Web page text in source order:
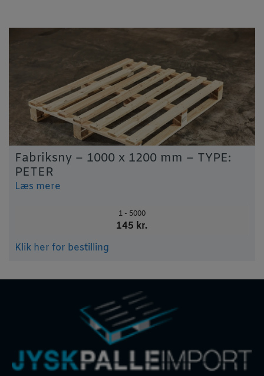
Fabriksny – 1000 x 1200 mm – TYPE:
PETER
Læs mere
1 - 5000
145 kr.
Klik her for bestilling